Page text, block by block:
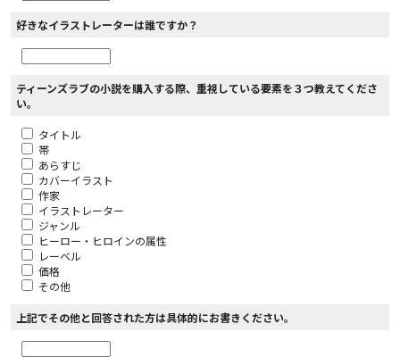
好きなイラストレーターは誰ですか？
ティーンズラブの小説を購入する際、重視している要素を３つ教えてくださ
い。
タイトル
帯
あらすじ
カバーイラスト
作家
イラストレーター
ジャンル
ヒーロー・ヒロインの属性
レーベル
価格
その他
上記でその他と回答された方は具体的にお書きください。